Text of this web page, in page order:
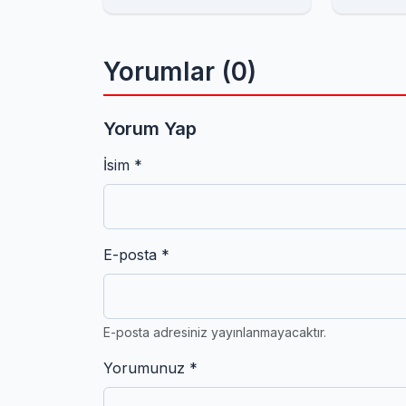
Yorumlar (0)
Yorum Yap
İsim *
E-posta *
E-posta adresiniz yayınlanmayacaktır.
Yorumunuz *